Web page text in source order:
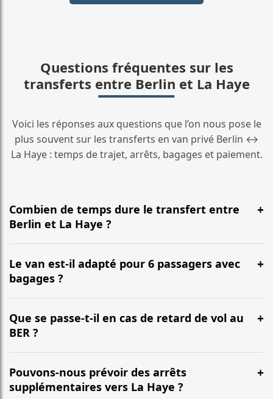
Questions fréquentes sur les
transferts entre Berlin et La Haye
Voici les réponses aux questions que l’on nous pose le
plus souvent sur les transferts en van privé Berlin ↔
La Haye : temps de trajet, arrêts, bagages et paiement.
Combien de temps dure le transfert entre
Berlin et La Haye ?
En général, la durée est d’environ 7 h 20 min pour une
distance d’environ 710 km. L’itinéraire emprunte le plus
souvent l’autoroute et peut varier selon le trafic.
Le van est-il adapté pour 6 passagers avec
bagages ?
Oui. Nos vans (Mercedes Classe V, VW Multivan) sont
conçus pour accueillir confortablement jusqu’à 6
passagers, avec une capacité habituelle de 6 à 7
Que se passe-t-il en cas de retard de vol au
BER ?
Nous suivons votre vol en temps réel. Votre chauffeur
ajuste l’heure de prise en charge, sans frais
supplémentaires pour les retards habituels.
Pouvons-nous prévoir des arrêts
supplémentaires vers La Haye ?